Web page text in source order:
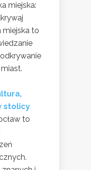
miejska:
miejska to
stolicy
to